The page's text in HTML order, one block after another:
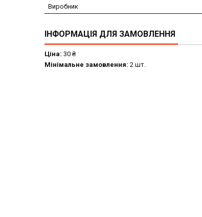
Виробник
ІНФОРМАЦІЯ ДЛЯ ЗАМОВЛЕННЯ
Ціна: 30 ₴
Мінімальне замовлення: 2 шт.